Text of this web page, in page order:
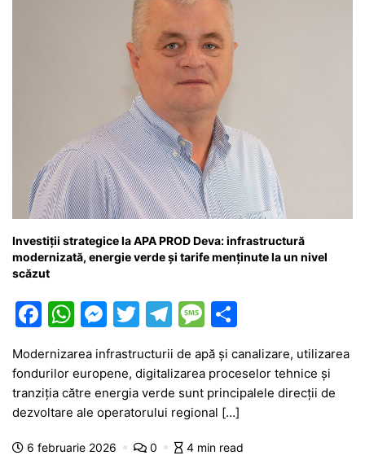
Investiții strategice la APA PROD Deva: infrastructură
modernizată, energie verde și tarife menținute la un nivel
scăzut
F
c
e
b
o
W
at
s
A
p
M
s
s
e
n
T
itt
er
T
e
gr
a
m
M
s
s
a
g
ta
je
a
z
Modernizarea infrastructurii de apă și canalizare, utilizarea
fondurilor europene, digitalizarea proceselor tehnice și
tranziția către energia verde sunt principalele direcții de
dezvoltare ale operatorului regional […]
6 februarie 2026 0 4 min read